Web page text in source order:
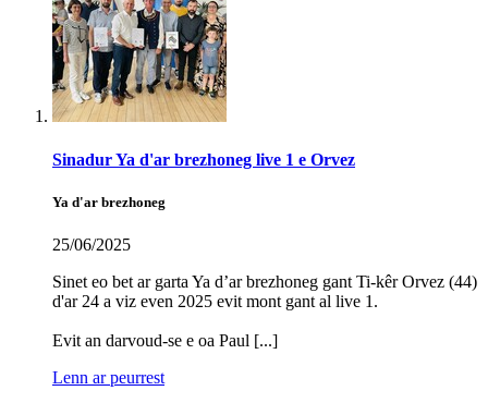
Sinadur Ya d'ar brezhoneg live 1 e Orvez
Ya d'ar brezhoneg
25/06/2025
Sinet eo bet ar garta Ya d’ar brezhoneg gant Ti-kêr Orvez (44)
d'ar 24 a viz even 2025 evit mont gant al live 1.
Evit an darvoud-se e oa Paul [...]
Lenn ar peurrest